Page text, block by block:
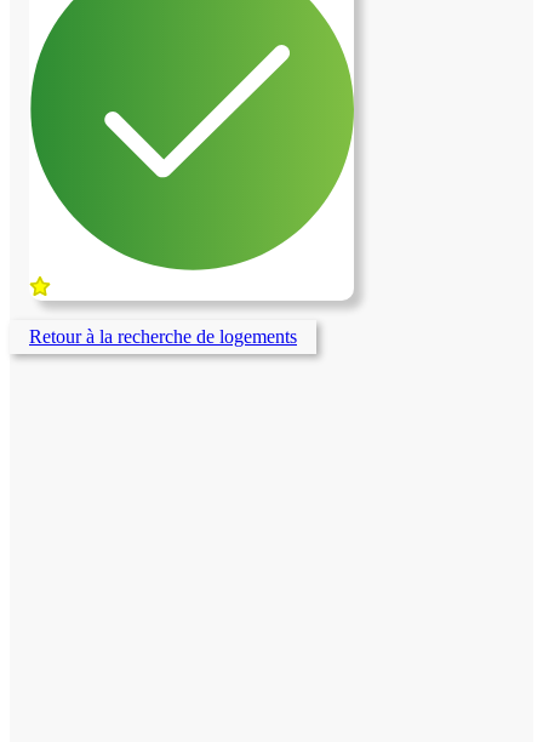
Retour à la recherche de logements